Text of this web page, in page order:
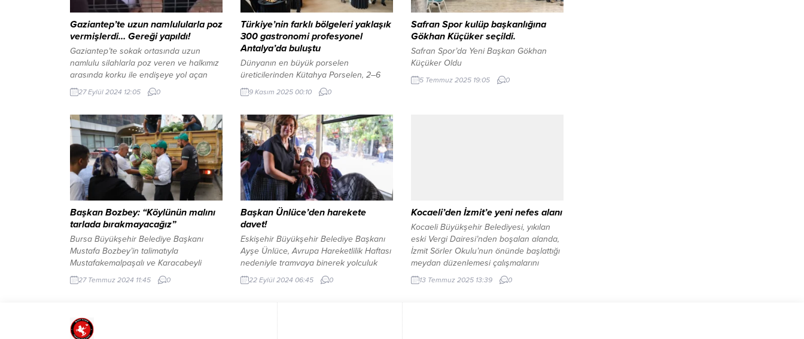
Gaziantep’te uzun namlulularla poz
vermişlerdi… Gereği yapıldı!
Gaziantep’te sokak ortasında uzun
namlulu silahlarla poz veren ve halkımız
arasında korku ile endişeye yol açan
şahıslarla ilgili görüntüler için gereği
yapıldı. İçişleri Bakanı Ali Yerlikaya, söz
duyurdu. ANKARA (İGFA) – İçişleri Bakanı
Ali Yerlikaya, “Gereği Yapıldı”
paylaşımlarından 31’incisine yer verdi.
Sosyal medyada yer alan...
27 Eylül 2024 12:05 0
Türkiye’nin farklı bölgeleri yaklaşık
300 gastronomi profesyonel
Antalya’da buluştu
Dünyanın en büyük porselen
üreticilerinden Kütahya Porselen, 2–6
Kasım 2025 tarihleri arasında NG Grubu
otellerinden, NG Phaselis Bay’de
Buluşuyor” etkinliğiyle Türkiye’nin farklı
bölgelerinden yaklaşık 300 gastronomi
profesyonelini Antalya’da buluşturdu.
Beş gün süren etkinlik boyunca
konserlerden tabak perküsyon
performanslarına, ünlü şeflerin
tabaklama şovlarına kadar birçok renkli
deneyim bir...
9 Kasım 2025 00:10 0
Safran Spor kulüp başkanlığına
Gökhan Küçüker seçildi.
Safran Spor’da Yeni Başkan Gökhan
Küçüker Oldu
5 Temmuz 2025 19:05 0
Başkan Bozbey: “Köylünün malını
tarlada bırakmayacağız”
Bursa Büyükşehir Belediye Başkanı
Mustafa Bozbey’in talimatıyla
Mustafakemalpaşalı ve Karacabeyli
çiftçilerden değerinde alınan kavun ve
karpuzlar, kentin farklı noktalarında
günlerde Mustafakemalpaşa ilçesini
ziyaret eden Bursa Büyükşehir Belediye
27 Temmuz 2024 11:45 0
Başkan Ünlüce’den harekete
davet!
Eskişehir Büyükşehir Belediye Başkanı
Ayşe Ünlüce, Avrupa Hareketlilik Haftası
nedeniyle tramvaya binerek yolculuk
yaptı. Tramvayda vatandaşlar tarafından
yoğun ilgiyle karşılanan Başkan Ünlüce,
kapsamında yürüyerek, bisiklet veya
toplu taşıma kullanarak ulaşım
sağlanması gerektiğini söyledi.
22 Eylül 2024 06:45 0
Kocaeli’den İzmit’e yeni nefes alanı
Kocaeli Büyükşehir Belediyesi, yıkılan
eski Vergi Dairesi’nden boşalan alanda,
İzmit Sörler Okulu’nun önünde başlattığı
meydan düzenlemesi çalışmalarını
yüzde 95 oranında tamamladı. KOCAELİ
(İGFA) – Kocaeli Büyükşehir Belediyesi
13 Temmuz 2025 13:39 0